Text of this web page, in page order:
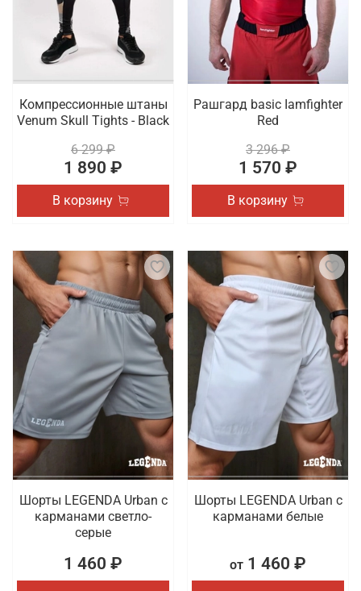
Компрессионные штаны
Venum Skull Tights - Black
6 299 ₽
1 890 ₽
В корзину
Рашгард basic Iamfighter
Red
3 296 ₽
1 570 ₽
В корзину
Шорты LEGENDA Urban c
карманами светло-
серые
1 460 ₽
Шорты LEGENDA Urban c
карманами белые
от 1 460 ₽